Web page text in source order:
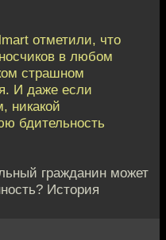
отметили, что
в любом
страшном
И даже если
никакой
бдительность
гражданин может
История